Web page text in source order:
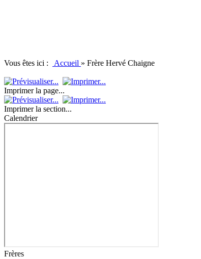
Vous êtes ici : Accueil » Frère Hervé Chaigne
Imprimer la page...
Imprimer la section...
Calendrier
Frères